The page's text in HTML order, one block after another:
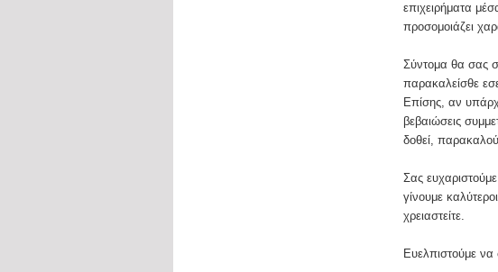
επιχειρήματα
προσομοιάζει
Σύντομα θα σας
παρακαλείσθε
Επίσης, αν
βεβαιώσεις
δοθεί,
Σας
γίνουμε
χρειαστείτε.
Ευελπιστούμε